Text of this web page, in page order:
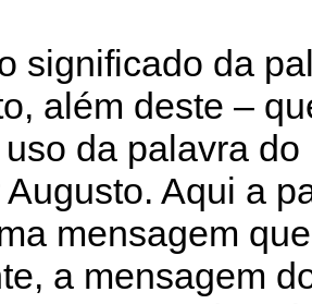
significado da
além deste –
da palavra
Augusto. Aqui a
mensagem
a mensagem